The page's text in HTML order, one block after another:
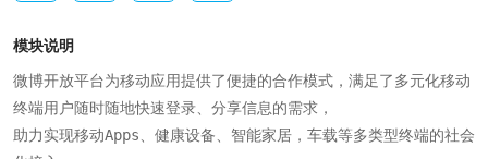
模块说明
微博开放平台为移动应用提供了便捷的合作模式，满足了多元化移动
终端用户随时随地快速登录、分享信息的需求，
助力实现移动Apps、健康设备、智能家居，车载等多类型终端的社会